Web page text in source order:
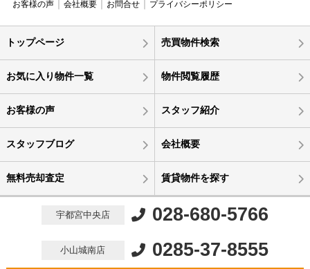
お客様の声
会社概要 お問合せ プライバシーポリシー
トップページ 売買物件検索
お気に入り物件一覧 物件閲覧履歴
お客様の声 スタッフ紹介
スタッフブログ 会社概要
無料売却査定 賃貸物件を探す
宇都宮中央店 028-680-5766
小山城南店 0285-37-8555